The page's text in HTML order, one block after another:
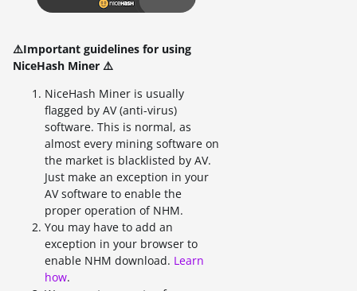
⚠️Important guidelines for using
NiceHash Miner ⚠️
NiceHash Miner is usually
flagged by AV (anti-virus)
software. This is normal, as
almost every mining software on
the market is blacklisted by AV.
Just make an exception in your
AV software to enable the
proper operation of NHM.
You may have to add an
exception in your browser to
enable NHM download. Learn
how.